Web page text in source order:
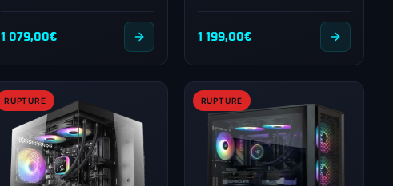
1 079,00€ 1 199,00€
RUPTURE RUPTURE